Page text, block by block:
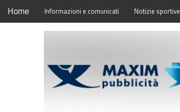
Home Informazioni e comunicati Notizie sportive